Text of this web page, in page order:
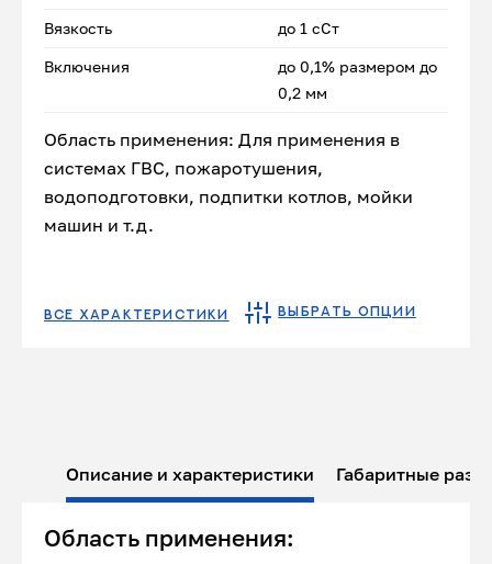
Вязкость до 1 сСт
Включения
до 0,1% размером до
0,2 мм
Область применения: Для применения в
системах ГВС, пожаротушения,
водоподготовки, подпитки котлов, мойки
машин и т.д.
ВСЕ ХАРАКТЕРИСТИКИ ВЫБРАТЬ ОПЦИИ
Описание и характеристики Габаритные
Область применения: